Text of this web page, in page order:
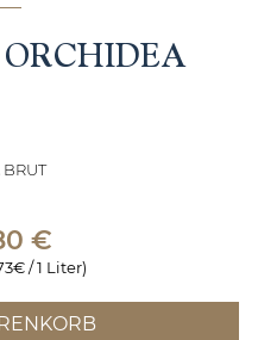
BRUT
€
/ 1 Liter)